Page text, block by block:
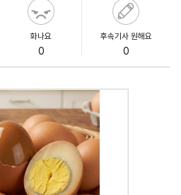
화나요
0
후속기사 원해요
0